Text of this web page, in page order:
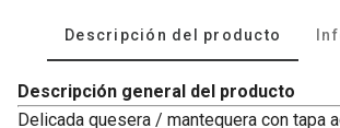
Descripción del producto
Descripción general del producto
Delicada quesera / mantequera con tapa